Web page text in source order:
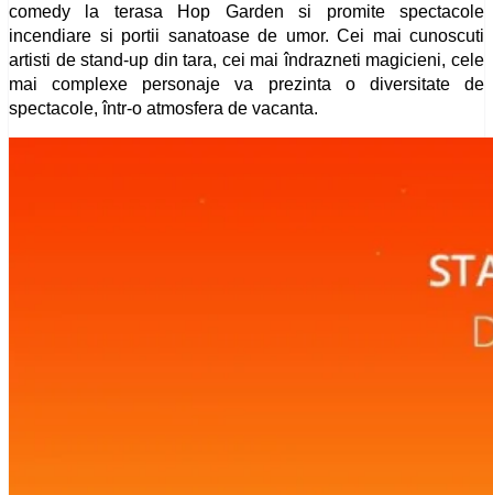
comedy la terasa Hop Garden si promite spectacole
incendiare si portii sanatoase de umor. Cei mai cunoscuti
artisti de stand-up din tara, cei mai îndrazneti magicieni, cele
mai complexe personaje va prezinta o diversitate de
spectacole, într-o atmosfera de vacanta.